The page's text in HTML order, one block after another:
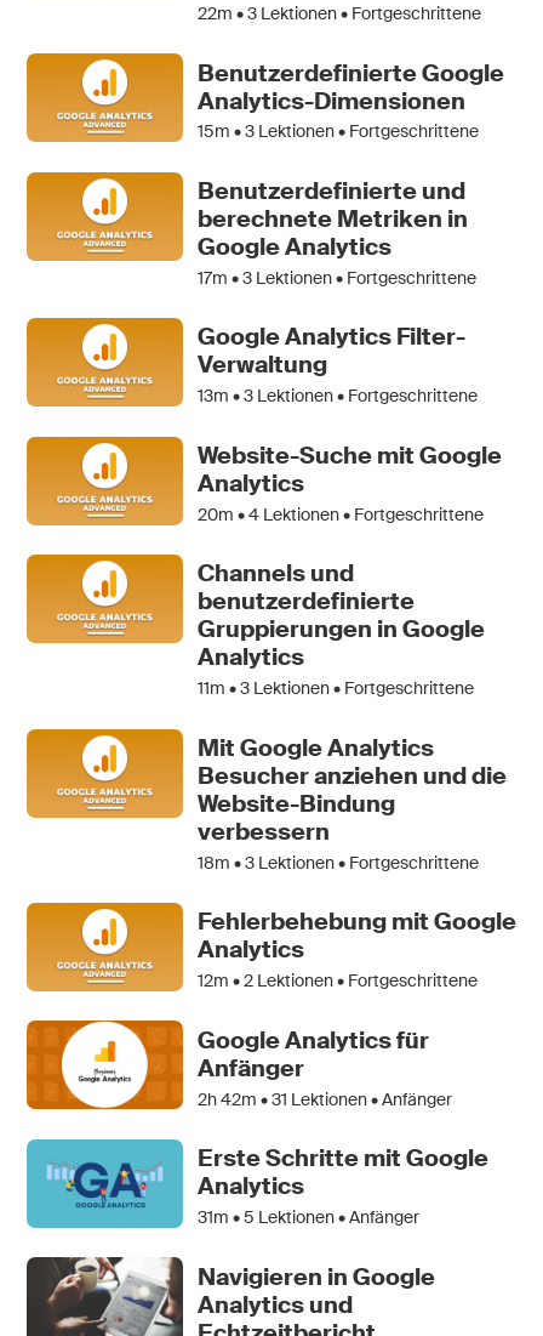
22m •3 Lektionen • Fortgeschrittene
Benutzerdefinierte Google
Analytics-Dimensionen
15m •3 Lektionen • Fortgeschrittene
Benutzerdefinierte und
berechnete Metriken in
Google Analytics
17m •3 Lektionen • Fortgeschrittene
Google Analytics Filter-
Verwaltung
13m •3 Lektionen • Fortgeschrittene
Website-Suche mit Google
Analytics
20m •4 Lektionen • Fortgeschrittene
Channels und
benutzerdefinierte
Gruppierungen in Google
Analytics
11m •3 Lektionen • Fortgeschrittene
Mit Google Analytics
Besucher anziehen und die
Website-Bindung
verbessern
18m •3 Lektionen • Fortgeschrittene
Fehlerbehebung mit Google
Analytics
12m •2 Lektionen • Fortgeschrittene
Google Analytics für
Anfänger
2h 42m •31 Lektionen • Anfänger
Erste Schritte mit Google
Analytics
31m •5 Lektionen • Anfänger
Navigieren in Google
Analytics und